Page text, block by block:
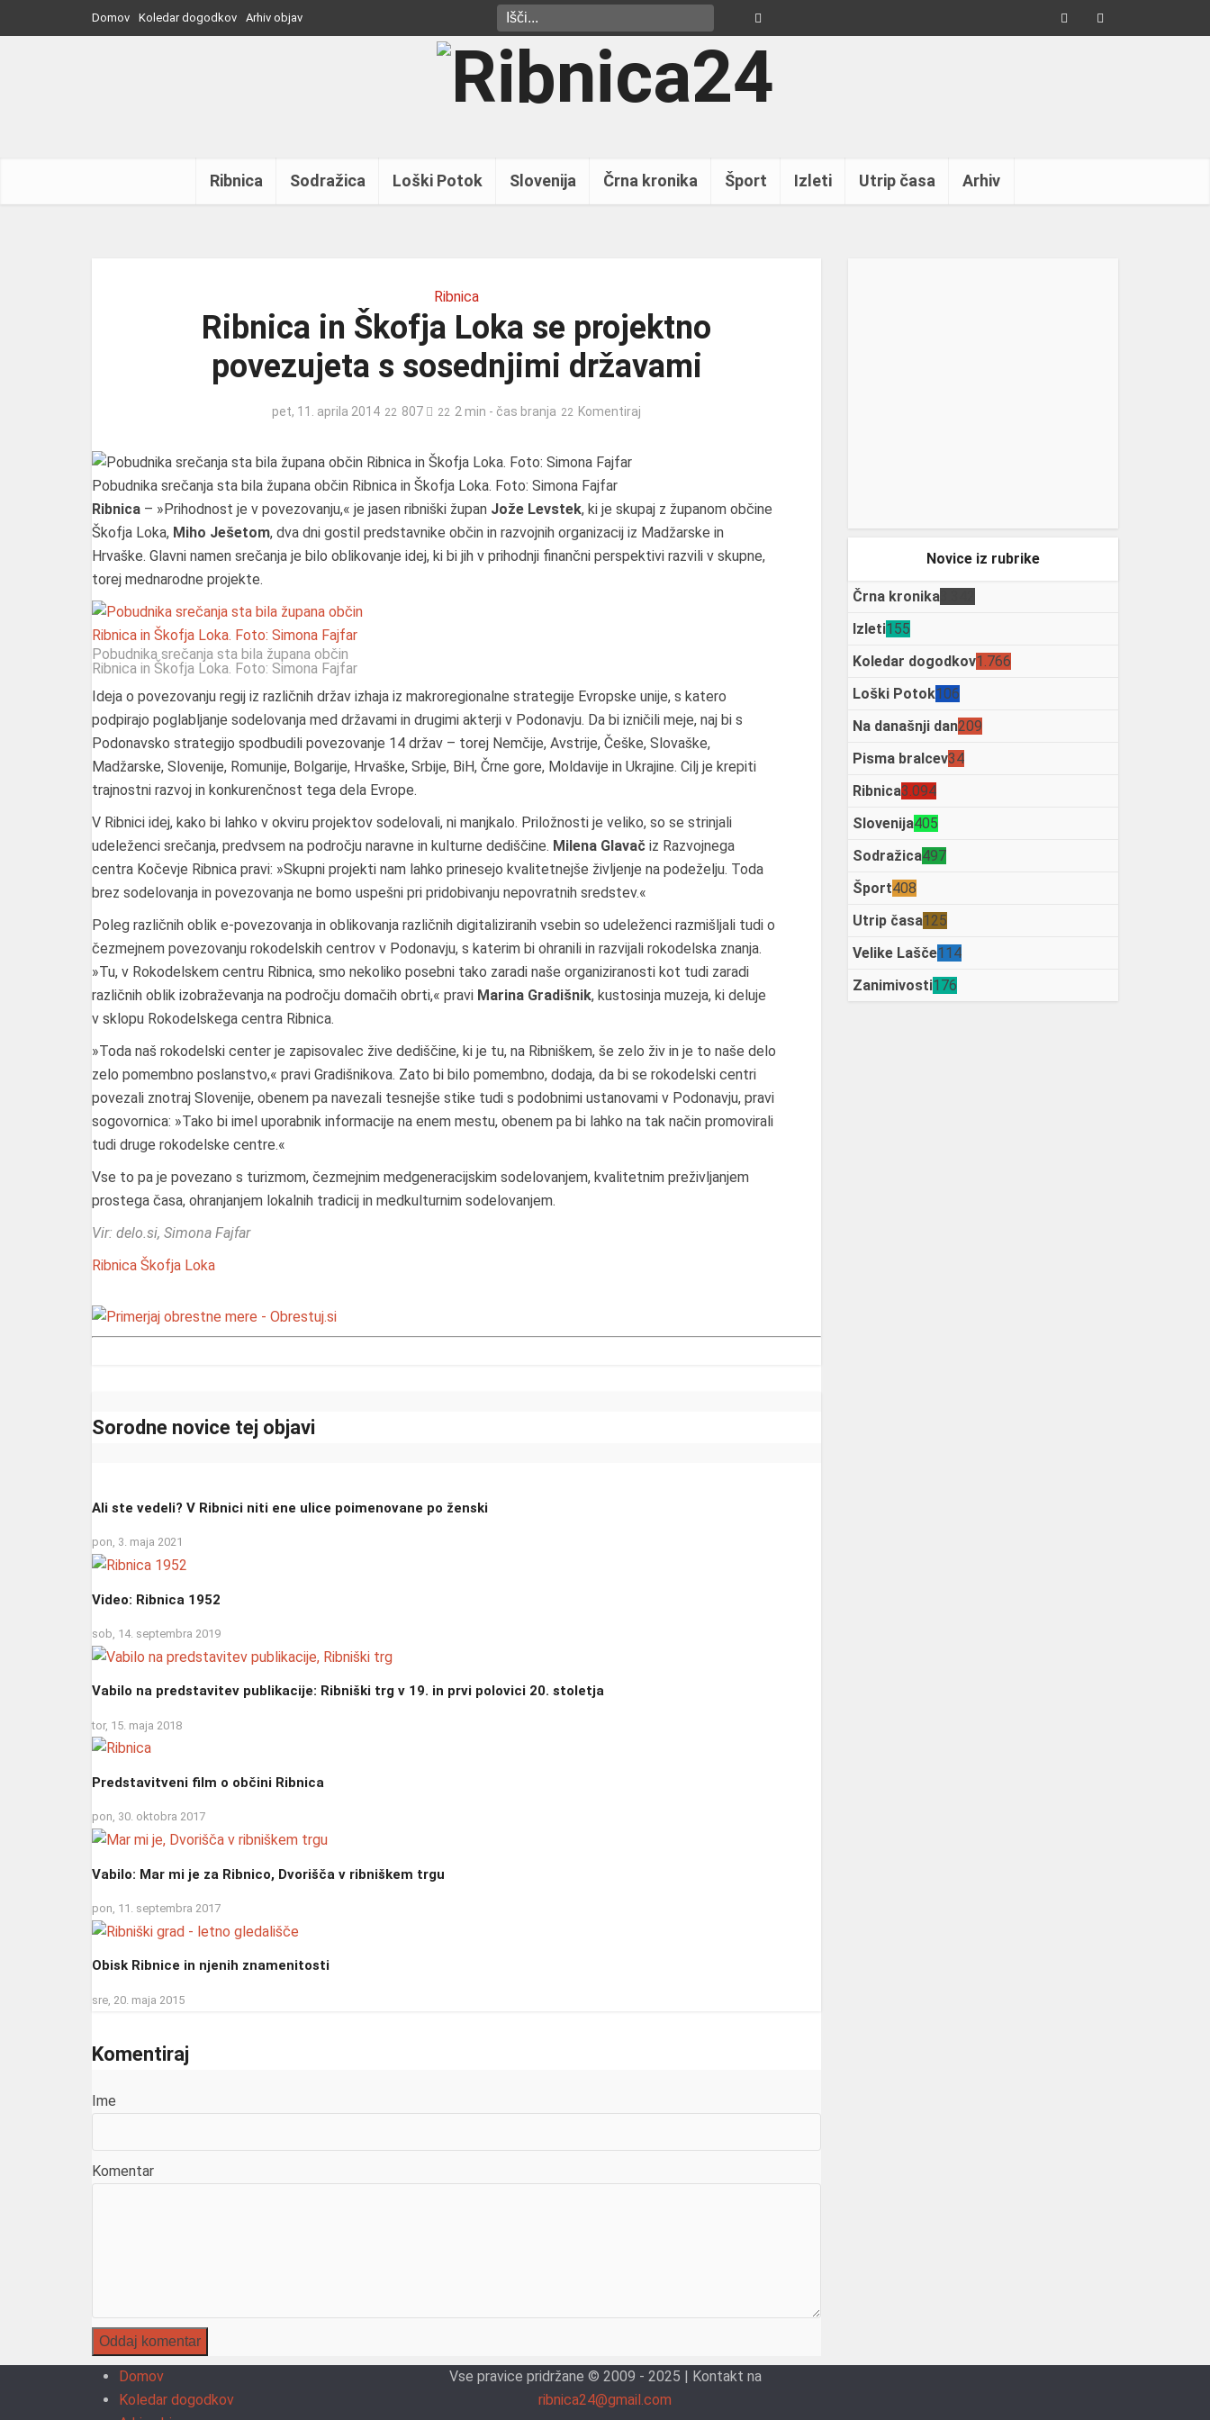
Domov Koledar dogodkov Arhiv objav
Ribnica Sodražica Loški Potok Slovenija Črna kronika Šport Izleti Utrip časa Arhiv
Ribnica
Ribnica in Škofja Loka se projektno
povezujeta s sosednjimi državami
pet, 11. aprila 2014 807 2 min - čas branja Komentiraj
Pobudnika srečanja sta bila župana občin Ribnica in Škofja Loka. Foto: Simona Fajfar
Ribnica – »Prihodnost je v povezovanju,« je jasen ribniški župan Jože Levstek, ki je skupaj z županom občine
Škofja Loka, Miho Ješetom, dva dni gostil predstavnike občin in razvojnih organizacij iz Madžarske in
Hrvaške. Glavni namen srečanja je bilo oblikovanje idej, ki bi jih v prihodnji finančni perspektivi razvili v skupne,
torej mednarodne projekte.
Pobudnika srečanja sta bila župana občin
Ribnica in Škofja Loka. Foto: Simona Fajfar
Ideja o povezovanju regij iz različnih držav izhaja iz makroregionalne strategije Evropske unije, s katero
podpirajo poglabljanje sodelovanja med državami in drugimi akterji v Podonavju. Da bi izničili meje, naj bi s
Podonavsko strategijo spodbudili povezovanje 14 držav – torej Nemčije, Avstrije, Češke, Slovaške,
Madžarske, Slovenije, Romunije, Bolgarije, Hrvaške, Srbije, BiH, Črne gore, Moldavije in Ukrajine. Cilj je krepiti
trajnostni razvoj in konkurenčnost tega dela Evrope.
V Ribnici idej, kako bi lahko v okviru projektov sodelovali, ni manjkalo. Priložnosti je veliko, so se strinjali
udeleženci srečanja, predvsem na področju naravne in kulturne dediščine. Milena Glavač iz Razvojnega
centra Kočevje Ribnica pravi: »Skupni projekti nam lahko prinesejo kvalitetnejše življenje na podeželju. Toda
brez sodelovanja in povezovanja ne bomo uspešni pri pridobivanju nepovratnih sredstev.«
Poleg različnih oblik e-povezovanja in oblikovanja različnih digitaliziranih vsebin so udeleženci razmišljali tudi o
čezmejnem povezovanju rokodelskih centrov v Podonavju, s katerim bi ohranili in razvijali rokodelska znanja.
»Tu, v Rokodelskem centru Ribnica, smo nekoliko posebni tako zaradi naše organiziranosti kot tudi zaradi
različnih oblik izobraževanja na področju domačih obrti,« pravi Marina Gradišnik, kustosinja muzeja, ki deluje
v sklopu Rokodelskega centra Ribnica.
»Toda naš rokodelski center je zapisovalec žive dediščine, ki je tu, na Ribniškem, še zelo živ in je to naše delo
zelo pomembno poslanstvo,« pravi Gradišnikova. Zato bi bilo pomembno, dodaja, da bi se rokodelski centri
povezali znotraj Slovenije, obenem pa navezali tesnejše stike tudi s podobnimi ustanovami v Podonavju, pravi
sogovornica: »Tako bi imel uporabnik informacije na enem mestu, obenem pa bi lahko na tak način promovirali
tudi druge rokodelske centre.«
Vse to pa je povezano s turizmom, čezmejnim medgeneracijskim sodelovanjem, kvalitetnim preživljanjem
prostega časa, ohranjanjem lokalnih tradicij in medkulturnim sodelovanjem.
Vir: delo.si, Simona Fajfar
Ribnica Škofja Loka
Sorodne novice tej objavi
Ali ste vedeli? V Ribnici niti ene ulice poimenovane po ženski
pon, 3. maja 2021
Video: Ribnica 1952
sob, 14. septembra 2019
Vabilo na predstavitev publikacije: Ribniški trg v 19. in prvi polovici 20. stoletja
tor, 15. maja 2018
Predstavitveni film o občini Ribnica
pon, 30. oktobra 2017
Vabilo: Mar mi je za Ribnico, Dvorišča v ribniškem trgu
pon, 11. septembra 2017
Obisk Ribnice in njenih znamenitosti
sre, 20. maja 2015
Komentiraj
Ime
Komentar
Novice iz rubrike
Črna kronika
Izleti155
Koledar dogodkov1.766
Loški Potok106
Na današnji dan209
Pisma bralcev34
Ribnica3.094
Slovenija405
Sodražica497
Šport408
Utrip časa125
Velike Lašče114
Zanimivosti176
Domov
Koledar dogodkov
Vse pravice pridržane © 2009 - 2025 | Kontakt na
ribnica24@gmail.com